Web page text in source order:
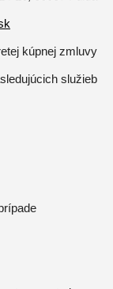
kúpnej zmluvy
služieb